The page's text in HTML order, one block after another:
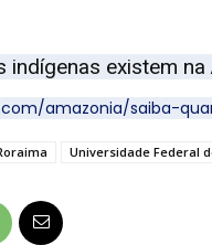
indígenas existem
amazonia/saiba-
Universidade Federal